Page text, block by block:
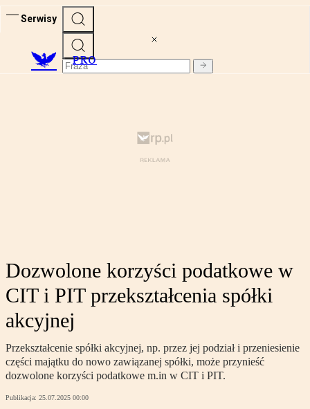
Serwisy
PRO
Dozwolone korzyści podatkowe w
CIT i PIT przekształcenia spółki
akcyjnej
Przekształcenie spółki akcyjnej, np. przez jej podział i przeniesienie
części majątku do nowo zawiązanej spółki, może przynieść
dozwolone korzyści podatkowe m.in w CIT i PIT.
Publikacja: 25.07.2025 00:00